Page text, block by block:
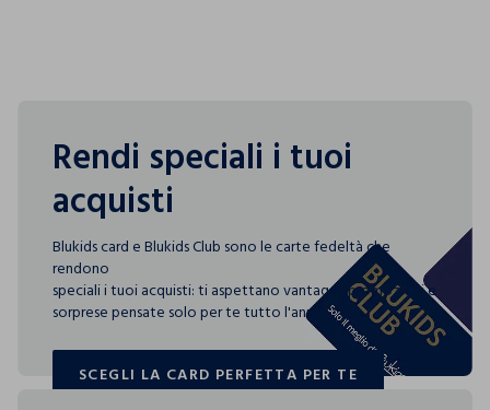
Rendi speciali i tuoi
acquisti
Blukids card e Blukids Club sono le carte fedeltà che
rendono
speciali i tuoi acquisti: ti aspettano vantaggi, promozioni e
sorprese pensate solo per te tutto l'anno!
SCEGLI LA CARD PERFETTA PER TE
SCEGLI LA CARD PERFETTA PER TE